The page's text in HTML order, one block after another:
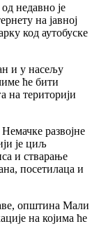
недавно је
на јавној
код аутобуске
и у насељу
ће бити
на територији
развојне
је циљ
и стварање
посетилаца и
општина Мали
на којима ће